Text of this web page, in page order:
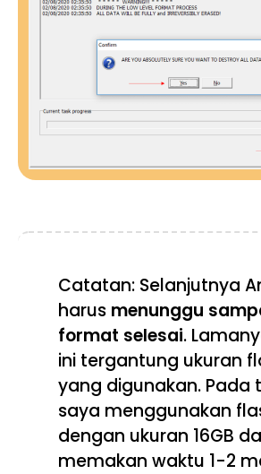
Catatan: Selanjutnya
harus menunggu
format selesai.
ini tergantung ukuran
yang digunakan. Pada
saya menggunakan
dengan ukuran 16GB
memakan waktu 1-2